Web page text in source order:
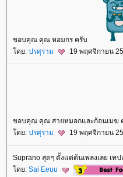
ขอบคุณ คุณ หอมกร ครับ
ดย: ปรศุราม 19 พฤศจิกายน
ขอบคุณ คุณ สายหมอกและก้อนเมฆ
ดย: ปรศุราม 19 พฤศจิกายน
Suprano สุดๆ ตั้งแต่ต้นเพลงเลย เท
ดย: Sai Eeuu